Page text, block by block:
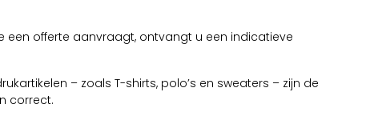
een offerte aanvraagt, ontvangt u een indicatieve
– zoals T-shirts, polo’s en sweaters – zijn de
correct.